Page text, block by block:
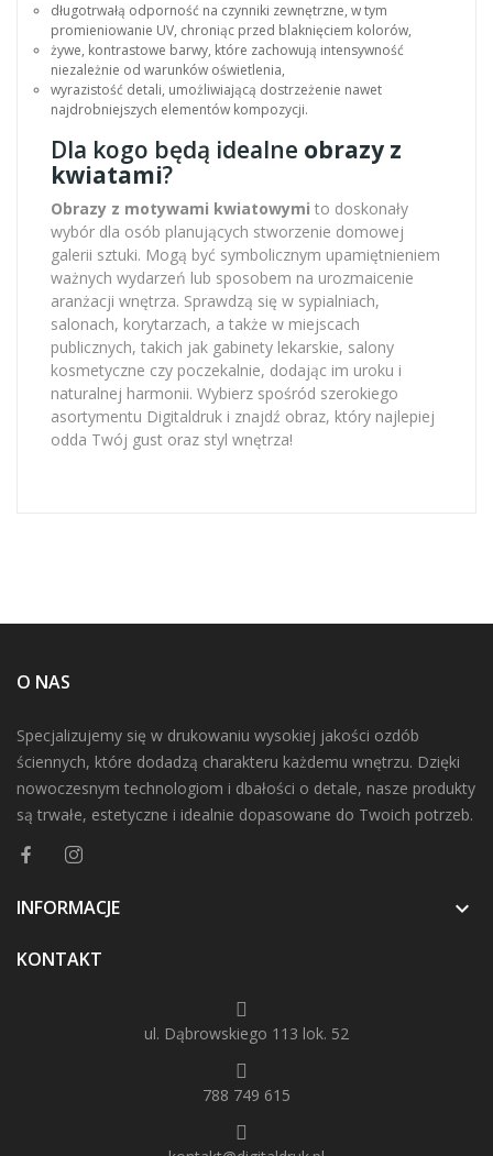
długotrwałą odporność na czynniki zewnętrzne, w tym
promieniowanie UV, chroniąc przed blaknięciem kolorów,
żywe, kontrastowe barwy, które zachowują intensywność
niezależnie od warunków oświetlenia,
wyrazistość detali, umożliwiającą dostrzeżenie nawet
najdrobniejszych elementów kompozycji.
Dla kogo będą idealne obrazy z
kwiatami?
Obrazy z motywami kwiatowymi to doskonały
wybór dla osób planujących stworzenie domowej
galerii sztuki. Mogą być symbolicznym upamiętnieniem
ważnych wydarzeń lub sposobem na urozmaicenie
aranżacji wnętrza. Sprawdzą się w sypialniach,
salonach, korytarzach, a także w miejscach
publicznych, takich jak gabinety lekarskie, salony
kosmetyczne czy poczekalnie, dodając im uroku i
naturalnej harmonii. Wybierz spośród szerokiego
asortymentu Digitaldruk i znajdź obraz, który najlepiej
odda Twój gust oraz styl wnętrza!
O NAS
Specjalizujemy się w drukowaniu wysokiej jakości ozdób
ściennych, które dodadzą charakteru każdemu wnętrzu. Dzięki
nowoczesnym technologiom i dbałości o detale, nasze produkty
są trwałe, estetyczne i idealnie dopasowane do Twoich potrzeb.
INFORMACJE 
KONTAKT
ul. Dąbrowskiego 113 lok. 52
788 749 615